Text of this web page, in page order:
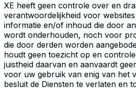
XE heeft geen controle over en
verantwoordelijkheid voor
informatie en/of inhoud die door
wordt onderhouden, noch voor
die door derden worden
houdt geen toezicht op en
juistheid daarvan en aanvaardt
voor uw gebruik van enig van het
besluit de Diensten te verlaten en